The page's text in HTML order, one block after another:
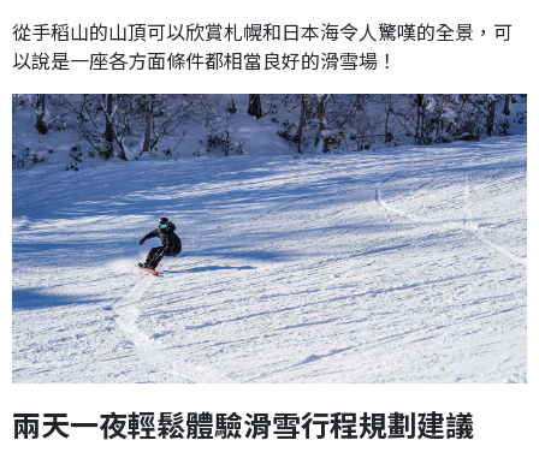
從手稻山的山頂可以欣賞札幌和日本海令人驚嘆的全景，可
以說是一座各方面條件都相當良好的滑雪場！
兩天一夜輕鬆體驗滑雪行程規劃建議